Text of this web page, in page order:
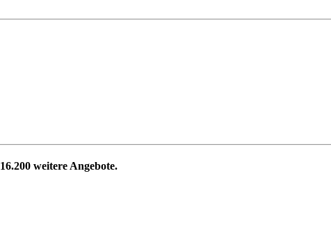
16.200 weitere Angebote.